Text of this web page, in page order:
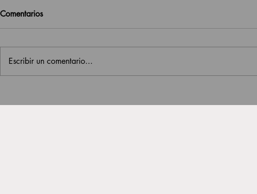
Comentarios
Escribir un comentario...